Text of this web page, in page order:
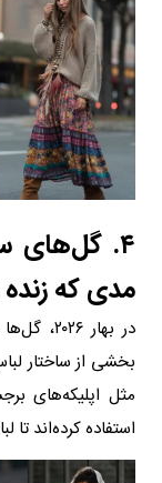
۴. گل‌های
مدی که
در بهار
بخشی از ساختار
مثل اپلیکه‌های
استفاده کرده‌اند